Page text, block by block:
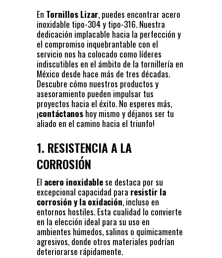
En Tornillos Lizar, puedes encontrar acero
inoxidable tipo-304 y tipo-316. Nuestra
dedicación implacable hacia la perfección y
el compromiso inquebrantable con el
servicio nos ha colocado como líderes
indiscutibles en el ámbito de la tornillería en
México desde hace más de tres décadas.
Descubre cómo nuestros productos y
asesoramiento pueden impulsar tus
proyectos hacia el éxito. No esperes más,
¡contáctanos hoy mismo y déjanos ser tu
aliado en el camino hacia el triunfo!
1. RESISTENCIA A LA
CORROSIÓN
El acero inoxidablese destaca por su
excepcional capacidad para resistir la
corrosión y la oxidación, incluso en
entornos hostiles. Esta cualidad lo convierte
en la elección ideal para su uso en
ambientes húmedos, salinos o químicamente
agresivos, donde otros materiales podrían
deteriorarse rápidamente.